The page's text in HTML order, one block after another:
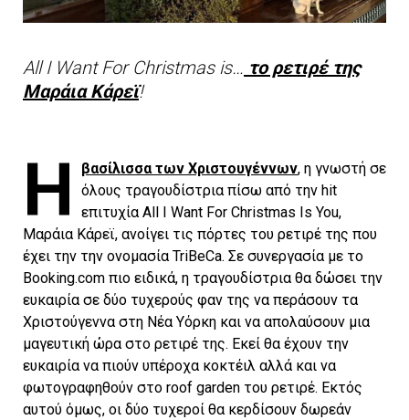
All I Want For Christmas is… το ρετιρέ της
Μαράια Κάρεϊ!
Η βασίλισσα των Χριστουγέννων, η γνωστή σε
όλους τραγουδίστρια πίσω από την hit
επιτυχία All I Want For Christmas Is You,
Μαράια Κάρεϊ, ανοίγει τις πόρτες του ρετιρέ της που
έχει την την ονομασία TriBeCa. Σε συνεργασία με το
Βοοking.com πιο ειδικά, η τραγουδίστρια θα δώσει την
ευκαιρία σε δύο τυχερούς φαν της να περάσουν τα
Χριστούγεννα στη Νέα Υόρκη και να απολαύσουν μια
μαγευτική ώρα στο ρετιρέ της. Εκεί θα έχουν την
ευκαιρία να πιούν υπέροχα κοκτέιλ αλλά και να
φωτογραφηθούν στο roof garden του ρετιρέ. Εκτός
αυτού όμως, οι δύο τυχεροί θα κερδίσουν δωρεάν